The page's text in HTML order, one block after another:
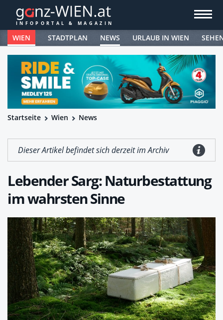
WIEN STADTPLAN NEWS URLAUB IN WIEN
Startseite Wien News
Dieser Artikel befindet sich derzeit im Archiv
Lebender Sarg: Naturbestattung
im wahrsten Sinne